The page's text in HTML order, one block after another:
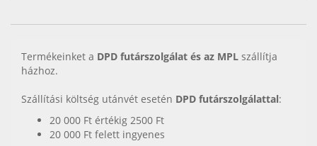
Termékeinket a DPD futárszolgálat és az MPL szállítja
házhoz.
Szállítási költség utánvét esetén DPD futárszolgálattal:
20 000 Ft értékig 2500 Ft
20 000 Ft felett ingyenes